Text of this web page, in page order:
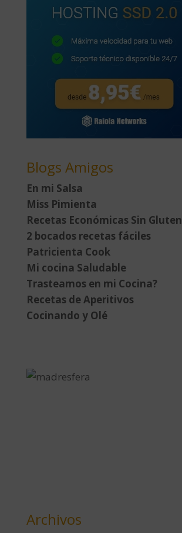
Blogs Amigos
En mi Salsa
Miss Pimienta
Recetas Económicas Sin Gluten
2 bocados recetas fáciles
Patricienta Cook
Mi cocina Saludable
Trasteamos en mi Cocina?
Recetas de Aperitivos
Cocinando y Olé
Archivos